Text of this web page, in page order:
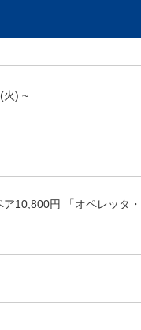
(火) ~
円 「オペレッタ・